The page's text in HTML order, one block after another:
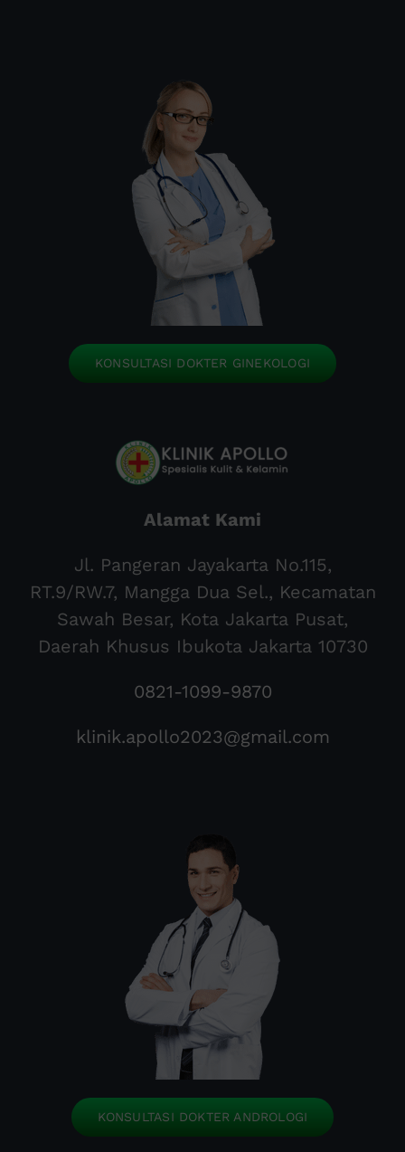
KONSULTASI DOKTER GINEKOLOGI
Alamat Kami
Jl. Pangeran Jayakarta No.115,
RT.9/RW.7, Mangga Dua Sel., Kecamatan
Sawah Besar, Kota Jakarta Pusat,
Daerah Khusus Ibukota Jakarta 10730
0821-1099-9870
klinik.apollo2023@gmail.com
KONSULTASI DOKTER ANDROLOGI